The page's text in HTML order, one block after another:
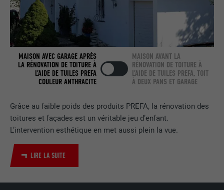
Grâce au faible poids des produits PREFA, la rénovation des
toitures et façades est un véritable jeu d’enfant.
L’intervention esthétique en met aussi plein la vue.
LIRE LA SUITE
MAISON AVEC GARAGE APRÈS
LA RÉNOVATION DE TOITURE À
L’AIDE DE TUILES PREFA
COULEUR ANTHRACITE
MAISON AVANT LA
RÉNOVATION DE TOITURE À
L’AIDE DE TUILES PREFA, TOIT
À DEUX PANS ET GARAGE
EXPIRATION
UTILITÉ
Utilisé par le service de réseau social
LinkedIn pour suivre l'utilisation de
services intégrés.
bscookie
FOURNISSEUR LinkedIn
EXPIRATION 2 ans